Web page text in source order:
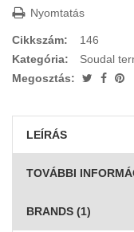
Nyomtatás
Cikkszám:
146
Kategória:
Soudal
Megosztás:
LEÍRÁS
TOVÁBBI
BRANDS (1)